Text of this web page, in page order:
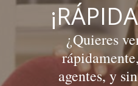
¿Quieres
agentes, y